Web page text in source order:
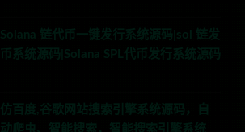
Solana 链代币一键发行系统源码|sol 链发
币系统源码|Solana SPL代币发行系统源码
仿百度,谷歌网站搜索引擎系统源码，自
动爬虫、智能搜索，智能搜索引擎系统